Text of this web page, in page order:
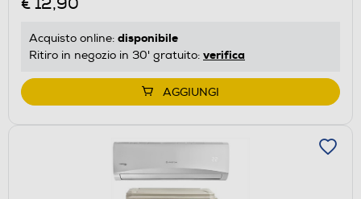
Acquisto online: disponibile
Ritiro in negozio in 30' gratuito: verifica
AGGIUNGI